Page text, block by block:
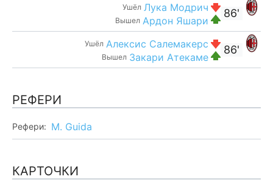
86'
Ушёл Лука Модрич
Вышел Ардон Яшари
86'
Ушёл Алексис Салемакерс
Вышел Закари Атекаме
РЕФЕРИ
Рефери: M. Guida
КАРТОЧКИ